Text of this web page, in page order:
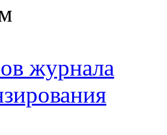
журнала